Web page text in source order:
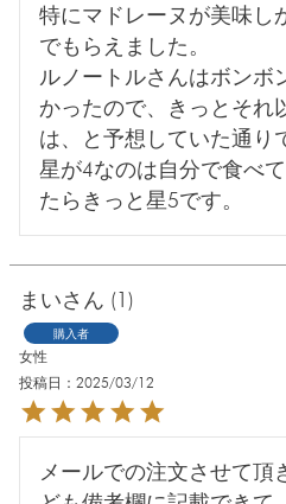
特にマドレーヌが美味し
でもらえました。
ルノートルさんはボンボ
かったので、きっとそれ
は、と予想していた通り
星が4なのは自分で食べ
たらきっと星5です。
まい 1
購入者
女性
投稿日
2025/03/12
メールでの注文させて頂